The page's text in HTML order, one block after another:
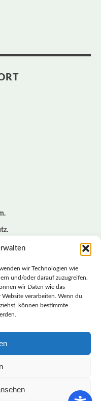
wir Technologien wie
und/oder darauf zuzugreifen.
wir Daten wie das
verarbeiten. Wenn du
können bestimmte
(EU)
DEUTSCHLAND *
SACHSEN
DEUTSCHLAND –